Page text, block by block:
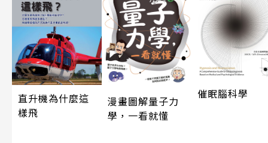
直升機為什麼這
樣飛
漫畫圖解量子力
學，一看就懂
催眠腦科學